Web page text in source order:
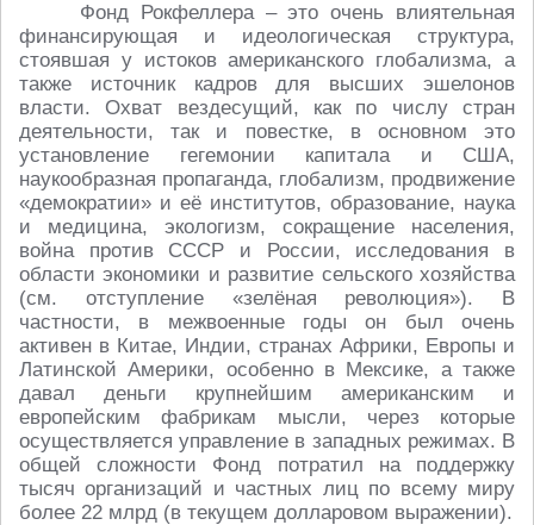
Фонд Рокфеллера – это очень влиятельная
финансирующая и идеологическая структура,
стоявшая у истоков американского глобализма, а
также источник кадров для высших эшелонов
власти. Охват вездесущий, как по числу стран
деятельности, так и повестке, в основном это
установление гегемонии капитала и США,
наукообразная пропаганда, глобализм, продвижение
«демократии» и её институтов, образование, наука
и медицина, экологизм, сокращение населения,
война против СССР и России, исследования в
области экономики и развитие сельского хозяйства
(см. отступление «зелёная революция»). В
частности, в межвоенные годы он был очень
активен в Китае, Индии, странах Африки, Европы и
Латинской Америки, особенно в Мексике, а также
давал деньги крупнейшим американским и
европейским фабрикам мысли, через которые
осуществляется управление в западных режимах. В
общей сложности Фонд потратил на поддержку
тысяч организаций и частных лиц по всему миру
более 22 млрд (в текущем долларовом выражении).